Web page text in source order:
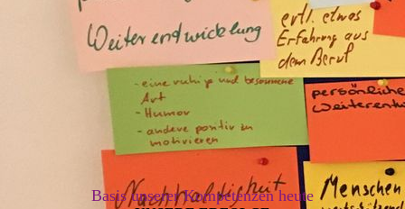
Basis unserer Kompetenzen heute